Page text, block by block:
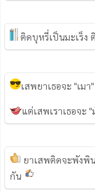
ติดบุหรี่เป็นมะเร็ง
เสพยาเธอจะ "เมา"
แต่เสพเราเธอจะ
ยาเสพติดจะพังพิ
กัน